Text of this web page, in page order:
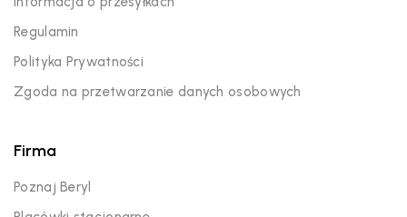
Regulamin
Polityka Prywatności
Zgoda na przetwarzanie danych osobowych
Firma
Poznaj Beryl